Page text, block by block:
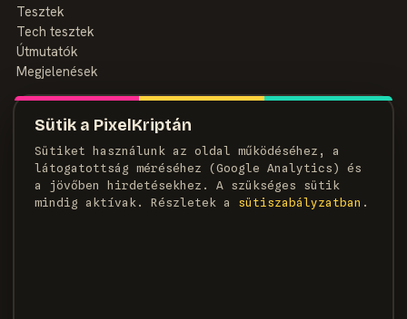
Sütik a PixelKriptán
Sütiket használunk az oldal működéséhez, a
látogatottság méréséhez (Google Analytics) és
a jövőben hirdetésekhez. A szükséges sütik
mindig aktívak. Részletek a
süti­szabályzatban .
Tesztek
Tech tesztek
Útmutatók
Megjelenések
MAGAZIN
Szerzők
Médiaajánlat
Kapcsolat